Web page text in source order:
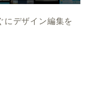
にデザイン編集を